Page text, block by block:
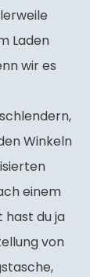
Laden
wir es
Winkeln
einem
hast du ja
von